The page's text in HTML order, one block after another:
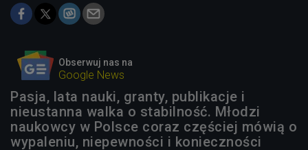
Obserwuj nas na
Google News
Pasja, lata nauki, granty, publikacje i
nieustanna walka o stabilność. Młodzi
naukowcy w Polsce coraz częściej mówią o
wypaleniu, niepewności i konieczności